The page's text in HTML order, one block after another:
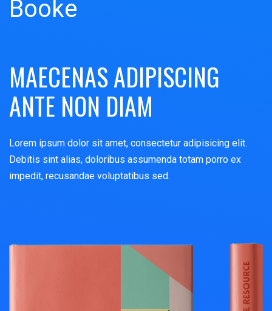
Booke
MAECENAS ADIPISCING
ANTE NON DIAM
Lorem ipsum dolor sit amet, consectetur adipisicing elit.
Debitis sint alias, doloribus assumenda totam porro ex
impedit, recusandae voluptatibus sed.